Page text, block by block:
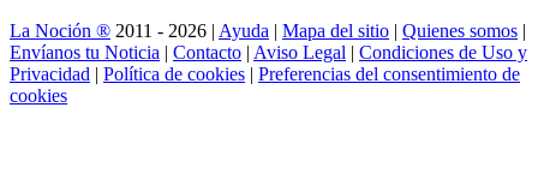
La Noción ® 2011 - 2026 | Ayuda | Mapa del sitio | Quienes somos |
Envíanos tu Noticia | Contacto | Aviso Legal | Condiciones de Uso y
Privacidad | Política de cookies | Preferencias del consentimiento de
cookies